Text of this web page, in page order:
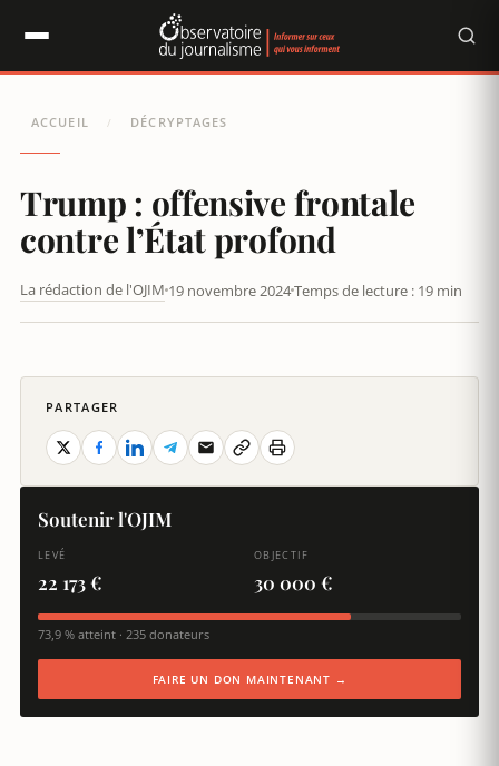
ACCUEIL / DÉCRYPTAGES
Trump : offensive frontale
contre l’État profond
La rédaction de l'OJIM 19 novembre 2024Temps de lecture : 19 min
PARTAGER
Soutenir l'OJIM
LEVÉ
22 173 €
OBJECTIF
30 000 €
73,9 % atteint · 235 donateurs
FAIRE UN DON MAINTENANT →
Panneau de gestion des cookies